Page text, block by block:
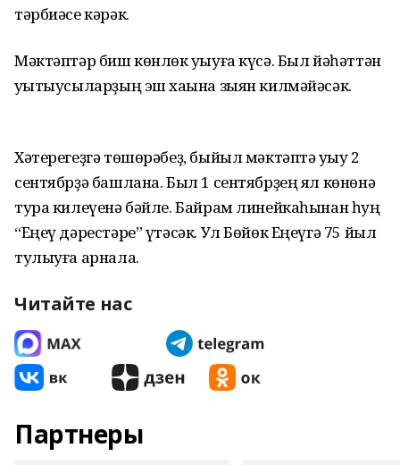
тәрбиәсе кәрәк.
Мәктәптәр биш көнлөк уҡыуға күсә. Был йәһәттән
уҡытыусыларҙың эш хаҡына зыян килмәйәсәк.
Хәтерегеҙгә төшөрәбеҙ, быйыл мәктәптә уҡыу 2
сентябрҙә башлана. Был 1 сентябрҙең ял көнөнә
тура килеүенә бәйле. Байрам линейкаһынан һуң
“Еңеү дәрестәре” үтәсәк. Ул Бөйөк Еңеүгә 75 йыл
тулыуға арнала.
Читайте нас
Партнеры